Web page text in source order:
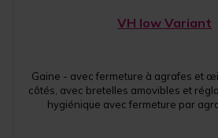
VH low Variant
Gaine - avec fermeture à agrafes et
côtés, avec bretelles amovibles et
hygiénique avec fermeture par